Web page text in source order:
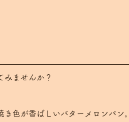
みませんか？
色が香ばしいバターメロンパン。